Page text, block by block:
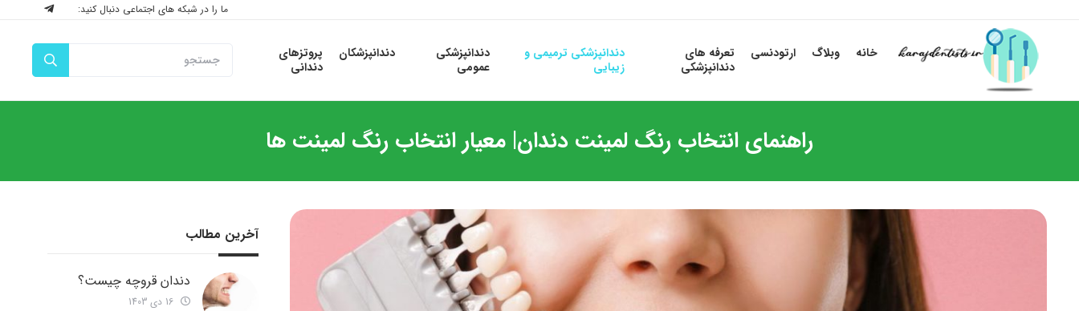
ما را در شبکه های اجتماعی دنبال کنید:
خانه وبلاگ ارتودنسی
تعرفه های
دندانپزشکی
دندانپزشکی ترمیمی و
زیبایی
دندانپزشکی
عمومی
دندانپزشکان
پروتزهای
دندانی
راهنمای انتخاب رنگ لمینت دندان| معیار انتخاب رنگ لمینت ها
آخرین مطالب
دندان قروچه چیست؟